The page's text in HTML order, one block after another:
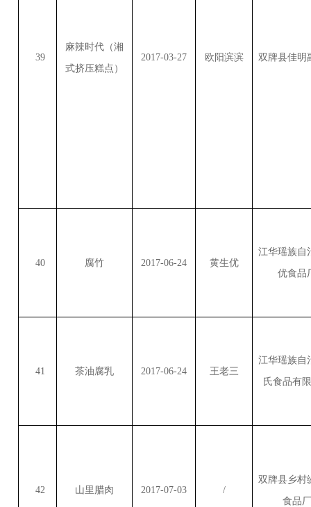
39
麻辣时代（湘
式挤压糕点）
2017-03-27 欧阳滨滨 双牌县佳明
40 腐竹 2017-06-24 黄生优
江华瑶族自
优食品
41 茶油腐乳 2017-06-24 王老三
江华瑶族自
氏食品有
42 山里腊肉 2017-07-03 /
双牌县乡村
食品厂